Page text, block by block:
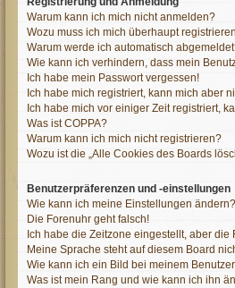
Warum kann ich mich nicht anmelden?
Wozu muss ich mich überhaupt
Warum werde ich automatisch
Wie kann ich verhindern, dass mein
Ich habe mein Passwort vergessen!
Ich habe mich registriert, kann mich aber
Ich habe mich vor einiger Zeit registriert,
Was ist COPPA?
Warum kann ich mich nicht registrieren?
Wozu ist die „Alle Cookies des Boards
Benutzerpräferenzen und -einstellungen
Wie kann ich meine Einstellungen ändern?
Die Forenuhr geht falsch!
Ich habe die Zeitzone eingestellt, aber
Meine Sprache steht auf diesem Board
Wie kann ich ein Bild bei meinem
Was ist mein Rang und wie kann ich ihn